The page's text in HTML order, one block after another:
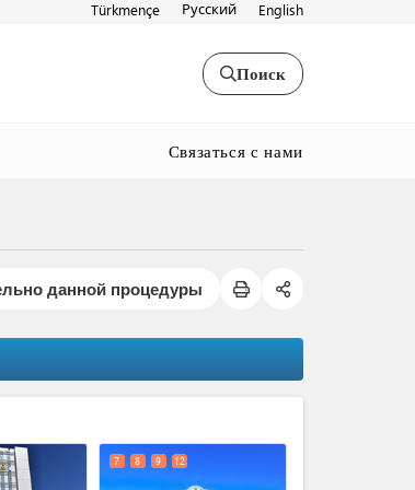
Türkmençe Русский English
Поиск
Связаться с нами
данной процедуры
7 8 9 12